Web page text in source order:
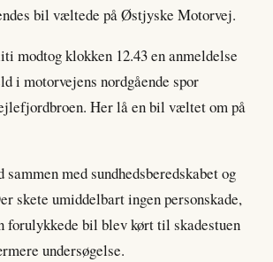
bil væltede på Østjyske Motorvej.
modtog klokken 12.43 en anmeldelse
i motorvejens nordgående spor
Her lå en bil væltet om på
med sundhedsberedskabet og
skete umiddelbart ingen personskade,
forulykkede bil blev kørt til skadestuen
undersøgelse.